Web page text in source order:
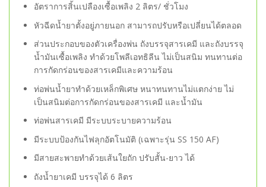
อัตราการสิ้นเปลืองเซื้อเพลิง 2 ลิตร/ ชั่วโมง
หัวฉีดน้ำยาตั้งอยู่ภายนอก สามารถปรับหรือเปลี่ยนได้ตลอด
ส่วนประกอบของตัวเครื่องพ่น ถังบรรจุสารเคมี และถังบรรจุ
น้ำมันเซื้อเพลิง ทำด้วยโพลีเอทธิลีน ไม่เป็นสนิม ทนทานต่อ
การกัดกร่อนของสารเคมีและความร้อน
ท่อพ่นน้ำยาทำด้วยเหล็กพิเศษ หนาทนทานไม่แตกง่าย ไม่
เป็นสนิมต่อการกัดกร่อนของสารเคมี และน้ำมัน
ท่อพ่นสารเคมี มีระบบระบายความร้อน
มีระบบป้องกันไฟลุกอัตโนมัติ (เฉพาะรุ่น SS 150 AF)
มีสายสะพายทำด้วยเส้นใยถัก ปรับสั้น-ยาว ได้
ถังน้ำยาเคมี บรรจุได้ 6 ลิตร